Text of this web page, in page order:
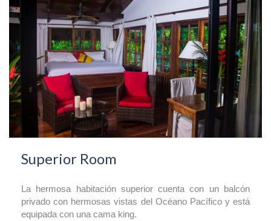
Superior Room
La hermosa habitación superior cuenta con un balcón
privado con hermosas vistas del Océano Pacífico y está
equipada con una cama king.